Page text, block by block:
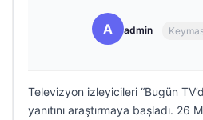
A admin
Televizyon izleyicileri “Bugün
yanıtını araştırmaya başladı. 26